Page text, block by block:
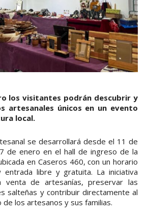
los visitantes podrán descubrir y
artesanales únicos en un evento
local.
se desarrollará desde el 11 de
de enero en el hall de ingreso de la
en Caseros 460, con un horario
libre y gratuita. La iniciativa
venta de artesanías, preservar las
salteñas y contribuir directamente al
los artesanos y sus familias.